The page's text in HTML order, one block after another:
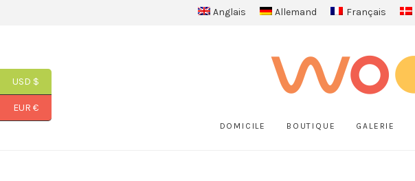
Anglais Allemand Français
DOMICILE BOUTIQUE GALERIE
USD $
EUR €